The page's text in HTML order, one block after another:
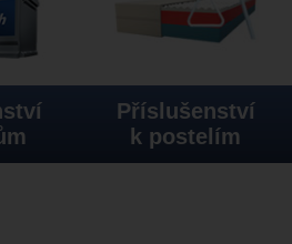
Příslušenství
k postelím